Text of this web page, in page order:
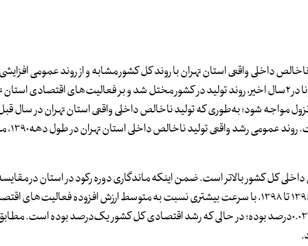
عمومی تولید ناخالص داخلی واقعی استان تهران با روند کل کشور مشابه و از روند عمومی
سال۱۳۹۷ و همراه‌شدن آن با همه‌گیری کرونا در ۲سال اخیر، روند تولید در کشور مختل شد و بر
تقریبا
کل کشور بالاتر است. ضمن اینکه ماندگاری دوره رکود در استان در
فعالیت‌های اقتصادی استان تهران از سال ۱۳۹۶ تا ۱۳۹۸، با سرعت بیشتری نسبت به متوسط ارزش افزوده
سال۱۳۹۹ رشد اقتصادی استان تهران منفی ۰.۰۳درصد بوده؛ در حالی ‌که رشد اقتصادی کل کشور یک‌درصد